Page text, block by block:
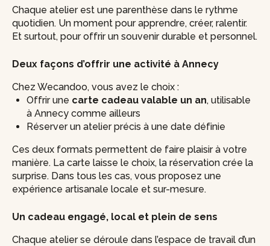
Chaque atelier est une parenthèse dans le rythme
quotidien. Un moment pour apprendre, créer, ralentir.
Et surtout, pour offrir un souvenir durable et personnel.
Deux façons d’offrir une activité à Annecy
Chez Wecandoo, vous avez le choix :
Offrir une carte cadeau valable un an, utilisable
à Annecy comme ailleurs
Réserver un atelier précis à une date définie
Ces deux formats permettent de faire plaisir à votre
manière. La carte laisse le choix, la réservation crée la
surprise. Dans tous les cas, vous proposez une
expérience artisanale locale et sur-mesure.
Un cadeau engagé, local et plein de sens
Chaque atelier se déroule dans l’espace de travail d’un